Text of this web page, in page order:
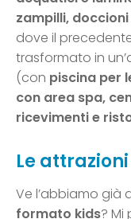
zampilli,
dove il
trasformato in
(con piscina per
con area spa,
ricevimenti e
Le
Ve l’abbiamo già
formato kids? Mi